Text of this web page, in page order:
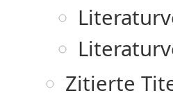
Zitierte